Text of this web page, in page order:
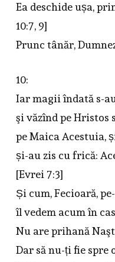
Ea deschide ușa,
10:7, 9]
Prunc tânăr,
10:
Iar magii îndată s-
şi văzînd pe Hristos
pe Maica Acestuia,
și-au zis cu frică:
[Evrei 7:3]
Și cum, Fecioară,
îl vedem acum în
Nu are prihană
Dar să nu-ți fie spre